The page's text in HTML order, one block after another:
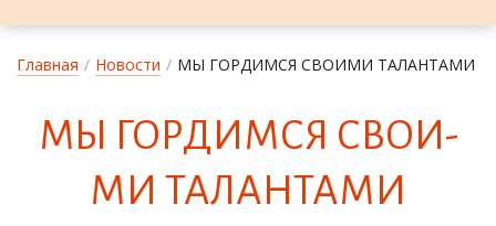
Главная / Новости / МЫ ГОРДИМСЯ СВОИМИ ТАЛАНТАМИ
МЫ ГОР­ДИМСЯ СВО­И­
МИ ТА­ЛАН­ТА­МИ